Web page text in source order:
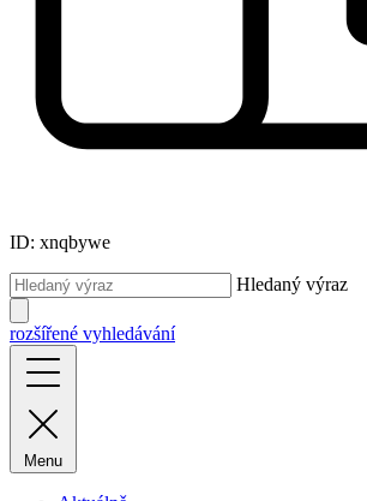
ID: xnqbywe
Hledaný výraz
rozšířené vyhledávání
Menu